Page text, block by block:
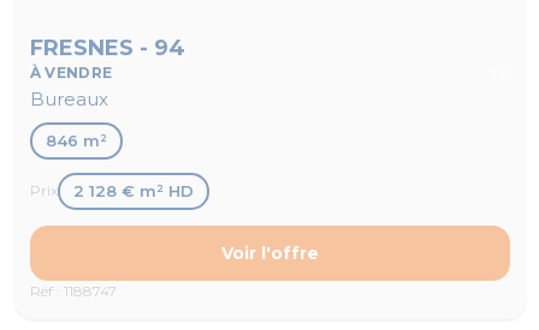
FRESNES - 94
À VENDRE
Bureaux
846 m²
Prix 2 128 € m² HD
Réf : 1188747
Voir l'offre